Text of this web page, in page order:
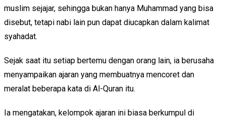
muslim sejajar, sehingga bukan hanya Muhammad yang bisa
disebut, tetapi nabi lain pun dapat diucapkan dalam kalimat
syahadat.
Sejak saat itu setiap bertemu dengan orang lain, ia berusaha
menyampaikan ajaran yang membuatnya mencoret dan
meralat beberapa kata di Al-Quran itu.
Ia mengatakan, kelompok ajaran ini biasa berkumpul di